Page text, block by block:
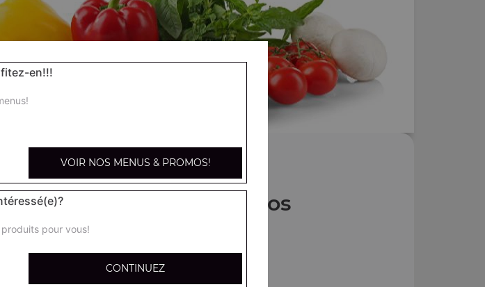
Nos Tacos
en!!!
VOIR NOS MENUS & PROMOS!
pour vous!
CONTINUEZ